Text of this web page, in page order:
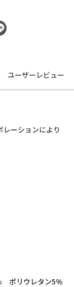
ユーザーレビュー
レーションにより
パーも、目を引
よく履き心地も
って丈夫でシワ
ポリウレタン5%